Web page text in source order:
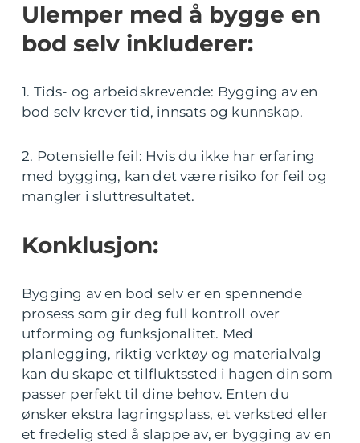
Ulemper med å bygge en
bod selv inkluderer:
1. Tids- og arbeidskrevende: Bygging av en
bod selv krever tid, innsats og kunnskap.
2. Potensielle feil: Hvis du ikke har erfaring
med bygging, kan det være risiko for feil og
mangler i sluttresultatet.
Konklusjon:
Bygging av en bod selv er en spennende
prosess som gir deg full kontroll over
utforming og funksjonalitet. Med
planlegging, riktig verktøy og materialvalg
kan du skape et tilfluktssted i hagen din som
passer perfekt til dine behov. Enten du
ønsker ekstra lagringsplass, et verksted eller
et fredelig sted å slappe av, er bygging av en